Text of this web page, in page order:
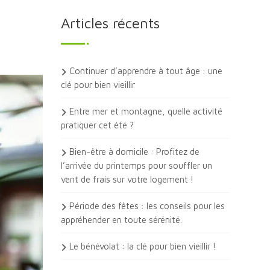
Articles récents
Continuer d’apprendre à tout âge : une
clé pour bien vieillir
Entre mer et montagne, quelle activité
pratiquer cet été ?
Bien-être à domicile : Profitez de
l’arrivée du printemps pour souffler un
vent de frais sur votre logement !
Période des fêtes : les conseils pour les
appréhender en toute sérénité.
Le bénévolat : la clé pour bien vieillir !